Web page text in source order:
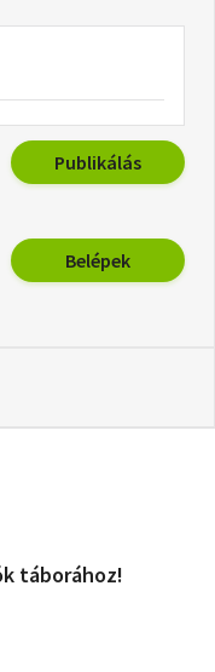
Publikálás
Belépek
táborához!